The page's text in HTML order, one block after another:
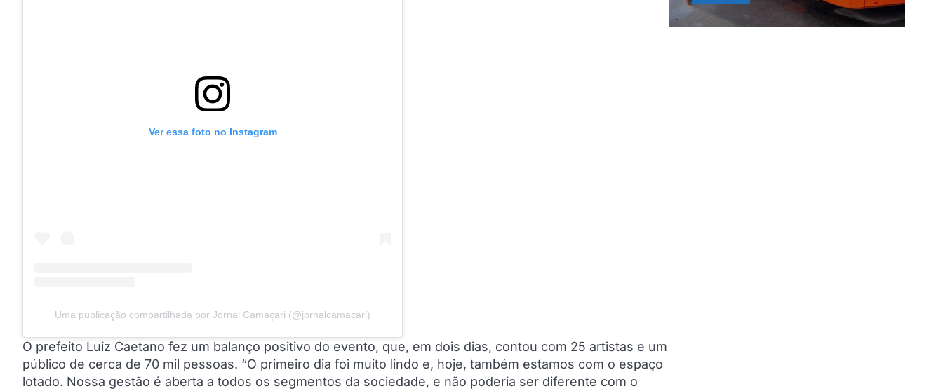
Ver essa foto no Instagram
Uma publicação compartilhada por Jornal Camaçari (@jornalcamacari)
O prefeito Luiz Caetano fez um balanço positivo do evento, que, em dois dias, contou com 25 artistas e um
público de cerca de 70 mil pessoas. “O primeiro dia foi muito lindo e, hoje, também estamos com o espaço
lotado. Nossa gestão é aberta a todos os segmentos da sociedade, e não poderia ser diferente com o